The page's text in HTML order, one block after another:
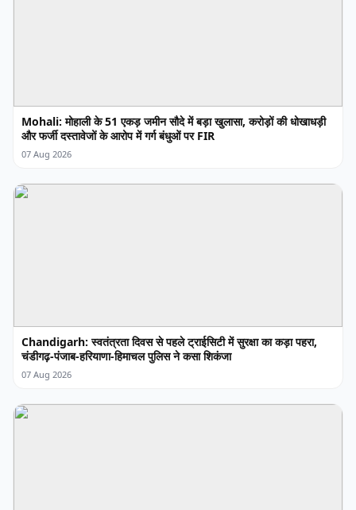
Mohali: मोहाली के 51 एकड़ जमीन सौदे में बड़ा खुलासा, करोड़ों की धोखाधड़ी
और फर्जी दस्तावेजों के आरोप में गर्ग बंधुओं पर FIR
07 Aug 2026
Chandigarh: स्वतंत्रता दिवस से पहले ट्राईसिटी में सुरक्षा का कड़ा पहरा,
चंडीगढ़-पंजाब-हरियाणा-हिमाचल पुलिस ने कसा शिकंजा
07 Aug 2026